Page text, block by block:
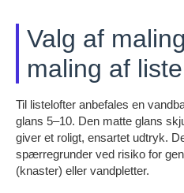
Valg af
maling af
Til listelofter anbefales en
glans 5–10. Den matte glans
giver et roligt, ensartet udtryk.
spærregrunder ved risiko for
(knaster) eller vandpletter.